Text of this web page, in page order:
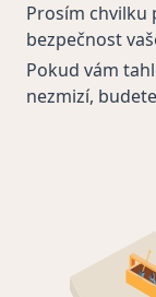
Prosím chvilku
bezpečnost
Pokud vám
nezmizí,